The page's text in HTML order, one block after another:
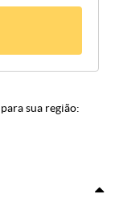
sua região: